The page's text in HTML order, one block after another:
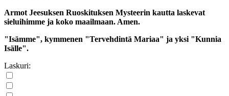
Armot Jeesuksen Ruoskituksen Mysteerin kautta laskevat
sieluihimme ja koko maailmaan. Amen.
"Isämme", kymmenen "Tervehdintä Mariaa" ja yksi "Kunnia
Isälle".
Laskuri: